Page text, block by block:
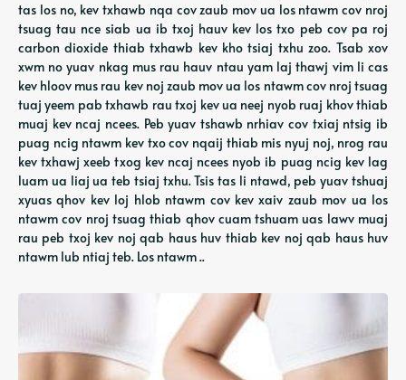
tas los no, kev txhawb nqa cov zaub mov ua los ntawm cov nroj
tsuag tau nce siab ua ib txoj hauv kev los txo peb cov pa roj
carbon dioxide thiab txhawb kev kho tsiaj txhu zoo. Tsab xov
xwm no yuav nkag mus rau hauv ntau yam laj thawj vim li cas
kev hloov mus rau kev noj zaub mov ua los ntawm cov nroj tsuag
tuaj yeem pab txhawb rau txoj kev ua neej nyob ruaj khov thiab
muaj kev ncaj ncees. Peb yuav tshawb nrhiav cov txiaj ntsig ib
puag ncig ntawm kev txo cov nqaij thiab mis nyuj noj, nrog rau
kev txhawj xeeb txog kev ncaj ncees nyob ib puag ncig kev lag
luam ua liaj ua teb tsiaj txhu. Tsis tas li ntawd, peb yuav tshuaj
xyuas qhov kev loj hlob ntawm cov kev xaiv zaub mov ua los
ntawm cov nroj tsuag thiab qhov cuam tshuam uas lawv muaj
rau peb txoj kev noj qab haus huv thiab kev noj qab haus huv
ntawm lub ntiaj teb. Los ntawm ..